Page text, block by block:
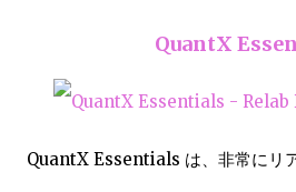
QuantX
QuantX Essentials は、非常にリ